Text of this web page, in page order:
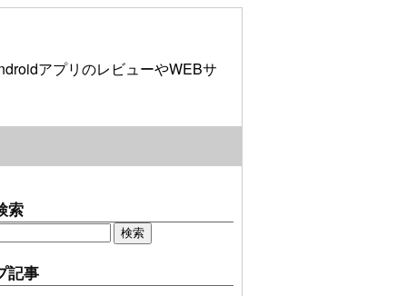
アプリのレビューやWEBサ
索
記事